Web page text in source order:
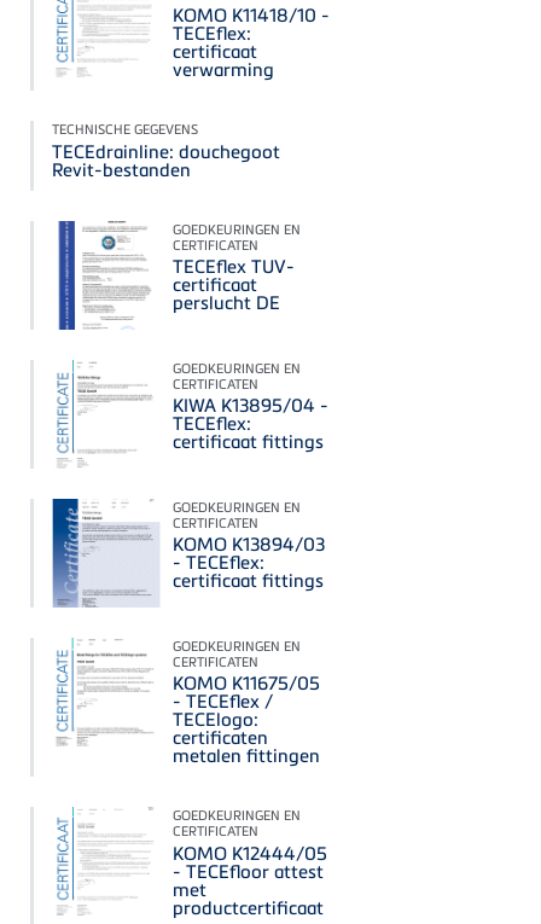
KOMO K11418/10 -
TECEflex:
certificaat
verwarming
TECHNISCHE GEGEVENS
TECEdrainline: douchegoot
Revit-bestanden
GOEDKEURINGEN EN
CERTIFICATEN
TECEflex TUV-
certificaat
perslucht DE
GOEDKEURINGEN EN
CERTIFICATEN
KIWA K13895/04 -
TECEflex:
certificaat fittings
GOEDKEURINGEN EN
CERTIFICATEN
KOMO K13894/03
- TECEflex:
certificaat fittings
GOEDKEURINGEN EN
CERTIFICATEN
KOMO K11675/05
- TECEflex /
TECElogo:
certificaten
metalen fittingen
GOEDKEURINGEN EN
CERTIFICATEN
KOMO K12444/05
- TECEfloor attest
met
productcertificaat